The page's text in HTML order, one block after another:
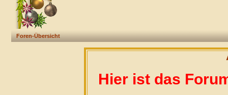
Foren-Übersicht
Hier ist das